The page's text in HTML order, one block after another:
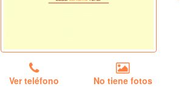
Ver teléfono No tiene fotos